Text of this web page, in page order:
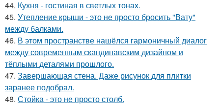
44. Кухня - гостиная в светлых тонах.
45. Утепление крыши - это не просто бросить "Вату"
между балками.
46. В этом пространстве нашёлся гармоничный диалог
между современным скандинавским дизайном и
тёплыми деталями прошлого.
47. Завершающая стена. Даже рисунок для плитки
заранее подобрал.
48. Стойка - это не просто столб.